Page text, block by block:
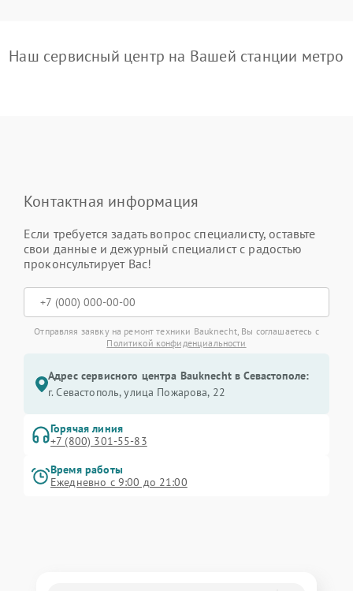
Наш сервисный центр на Вашей станции метро
Контактная информация
Если требуется задать вопрос специалисту, оставьте
свои данные и дежурный специалист с радостью
проконсультирует Вас!
Отправляя заявку на ремонт техники Bauknecht, Вы соглашаетесь с
Политикой конфиденциальности
Адрес сервисного центра Bauknecht в Севастополе:
г. Севастополь, улица Пожарова, 22
Горячая линия
+7 (800) 301-55-83
Время работы
Ежедневно с 9:00 до 21:00